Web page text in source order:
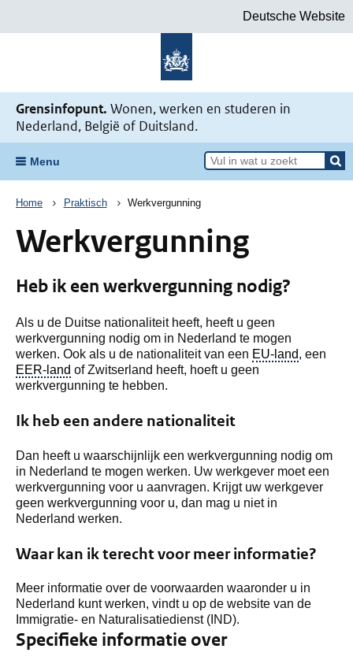
Deutsche Website
Grensinfopunt. Wonen, werken en studeren in
Nederland, België of Duitsland.
Menu
Kruimelpad
Home Praktisch Werkvergunning
Werkvergunning
Heb ik een werkvergunning nodig?
Als u de Duitse nationaliteit heeft, heeft u geen
werkvergunning nodig om in Nederland te mogen
werken. Ook als u de nationaliteit van een EU-land, een
EER-land of Zwitserland heeft, hoeft u geen
werkvergunning te hebben.
Ik heb een andere nationaliteit
Dan heeft u waarschijnlijk een werkvergunning nodig om
in Nederland te mogen werken. Uw werkgever moet een
werkvergunning voor u aanvragen. Krijgt uw werkgever
geen werkvergunning voor u, dan mag u niet in
Nederland werken.
Waar kan ik terecht voor meer informatie?
Meer informatie over de voorwaarden waaronder u in
Nederland kunt werken, vindt u op de website van de
Immigratie- en Naturalisatiedienst (IND).
Specifieke informatie over